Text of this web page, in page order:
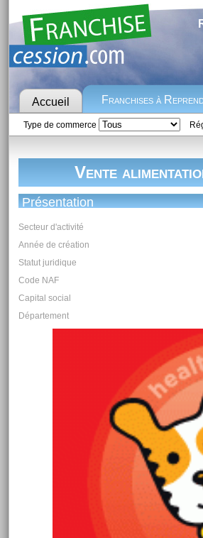
Accueil Franchises à
Type de commerce
Vente
Présentation
Secteur d'activité
Année de création
Statut juridique
Code NAF
Capital social
Département